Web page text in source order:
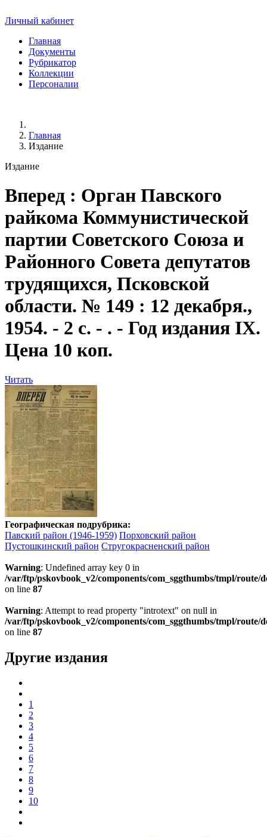
Личный кабинет
Главная
Документы
Рубрикатор
Коллекции
Персоналии
Главная
Издание
Издание
Вперед : Орган Павского
райкома Коммунистической
партии Советского Союза и
Районного Совета депутатов
трудящихся, Псковской
области. № 149 : 12 декабря.,
1954. - 2 с. - . - Год издания IX.
Цена 10 коп.
Читать
Географическая подрубрика:
Павский район (1946-1959) Порховский район
Пустошкинский район Стругокрасненский район
Warning: Undefined array key 0 in
/var/ftp/pskovbook_v2/components/com_sggthumbs/tmpl/route/
on line 87
Warning: Attempt to read property "introtext" on null in
/var/ftp/pskovbook_v2/components/com_sggthumbs/tmpl/route/
on line 87
Другие издания
1
2
3
4
5
6
7
8
9
10